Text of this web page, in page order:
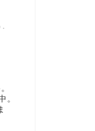
。